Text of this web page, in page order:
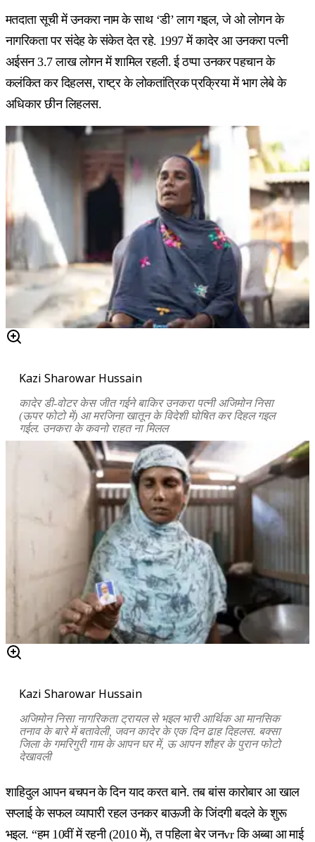
मतदाता सूची में उनकरा नाम के साथ ‘डी’ लाग गइल, जे ओ लोगन के
नागरिकता पर संदेह के संकेत देत रहे. 1997 में कादेर आ उनकरा पत्नी
अईसन 3.7 लाख लोगन में शामिल रहली. ई ठप्पा उनकर पहचान के
कलंकित कर दिहलस, राष्ट्र के लोकतांत्रिक प्रक्रिया में भाग लेबे के
अधिकार छीन लिहलस.
Kazi Sharowar Hussain
कादेर डी-वोटर केस जीत गईने बाकिर उनकरा पत्नी अजिमोन निसा
(ऊपर फोटो में) आ मरजिना खातून के विदेशी घोषित कर दिहल गइल
गईल. उनकरा के कवनो राहत ना मिलल
Kazi Sharowar Hussain
अजिमोन निसा नागरिकता ट्रायल से भइल भारी आर्थिक आ मानसिक
तनाव के बारे में बतावेली, जवन कादेर के एक दिन ढाह दिहलस. बक्सा
जिला के गमरिगुरी गाम के आपन घर में, ऊ आपन शौहर के पुरान फोटो
देखावली
शाहिदुल आपन बचपन के दिन याद करत बाने. तब बांस कारोबार आ खाल
सप्लाई के सफल व्यापारी रहल उनकर बाऊजी के जिंदगी बदले के शुरू
भइल. “हम 10वीं में रहनी (2010 में), त पहिला बेर जनvr कि अब्बा आ माई